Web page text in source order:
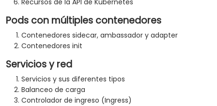
Recursos de la API de Kubernetes
Pods con múltiples contenedores
Contenedores sidecar, ambassador y adapter
Contenedores init
Servicios y red
Servicios y sus diferentes tipos
Balanceo de carga
Controlador de ingreso (Ingress)